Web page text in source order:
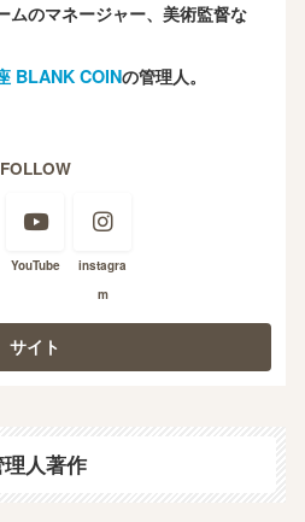
ムのマネージャー、美術監督な
BLANK COINの管理人。
FOLLOW
YouTube
instagra
m
人著作